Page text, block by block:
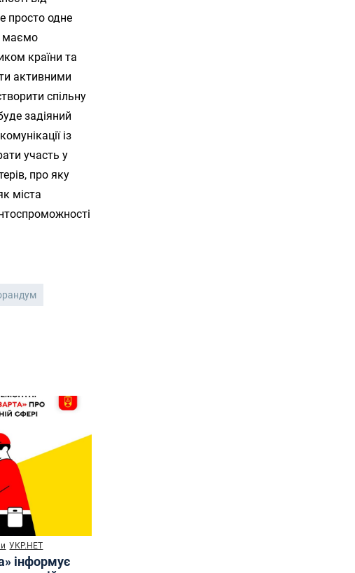
просто одне
маємо
країни та
активними
спільну
задіяний
із
участь у
про яку
міста
УКР.НЕТ
інформує